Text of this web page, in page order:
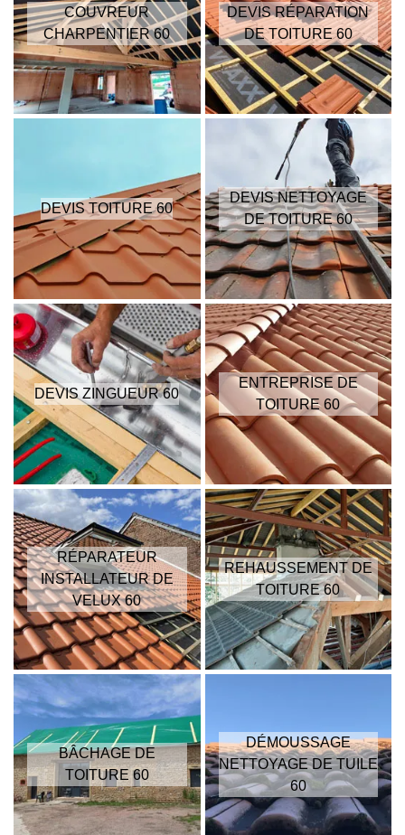
COUVREUR
CHARPENTIER 60
DEVIS RÉPARATION
DE TOITURE 60
DEVIS TOITURE 60
DEVIS NETTOYAGE
DE TOITURE 60
DEVIS ZINGUEUR 60
ENTREPRISE DE
TOITURE 60
RÉPARATEUR
INSTALLATEUR DE
VELUX 60
REHAUSSEMENT DE
TOITURE 60
BÂCHAGE DE
TOITURE 60
DÉMOUSSAGE
NETTOYAGE DE TUILE
60